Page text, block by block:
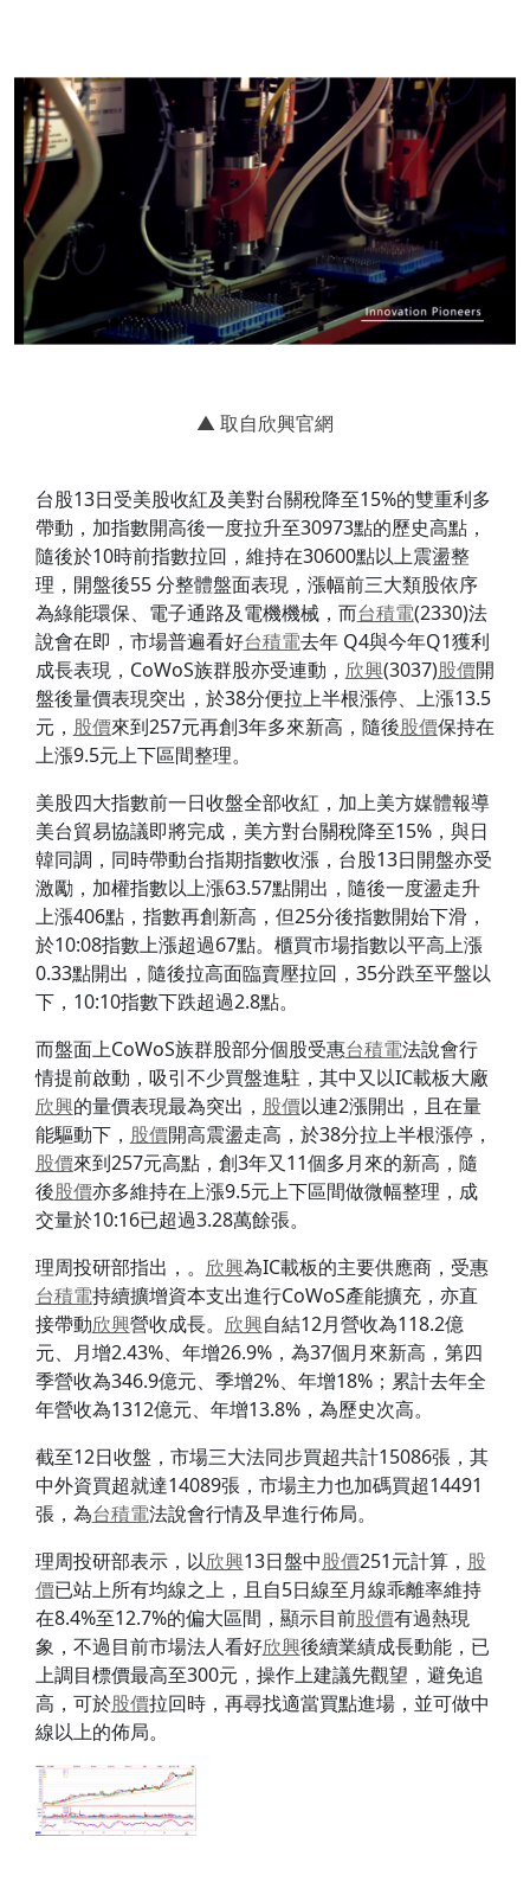
▲ 取自欣興官網
台股13日受美股收紅及美對台關稅降至15%的雙重利多
帶動，加指數開高後一度拉升至30973點的歷史高點，
隨後於10時前指數拉回，維持在30600點以上震盪整
理，開盤後55 分整體盤面表現，漲幅前三大類股依序
為綠能環保、電子通路及電機機械，而台積電(2330)法
說會在即，市場普遍看好台積電去年 Q4與今年Q1獲利
成長表現，CoWoS族群股亦受連動， 欣興(3037)股價開
盤後量價表現突出，於38分便拉上半根漲停、上漲13.5
元， 股價來到257元再創3年多來新高，隨後股價保持在
上漲9.5元上下區間整理。
美股四大指數前一日收盤全部收紅，加上美方媒體報導
美台貿易協議即將完成，美方對台關稅降至15%，與日
韓同調，同時帶動台指期指數收漲，台股13日開盤亦受
激勵，加權指數以上漲63.57點開出，隨後一度盪走升
上漲406點，指數再創新高，但25分後指數開始下滑，
於10:08指數上漲超過67點。櫃買市場指數以平高上漲
0.33點開出，隨後拉高面臨賣壓拉回，35分跌至平盤以
下，10:10指數下跌超過2.8點。
而盤面上CoWoS族群股部分個股受惠台積電法說會行
情提前啟動，吸引不少買盤進駐，其中又以IC載板大廠
欣興的量價表現最為突出， 股價以連2漲開出，且在量
能驅動下， 股價開高震盪走高，於38分拉上半根漲停，
股價來到257元高點，創3年又11個多月來的新高，隨
後股價亦多維持在上漲9.5元上下區間做微幅整理，成
交量於10:16已超過3.28萬餘張。
理周投研部指出，。 欣興為IC載板的主要供應商，受惠
台積電持續擴增資本支出進行CoWoS產能擴充，亦直
接帶動欣興營收成長。 欣興自結12月營收為118.2億
元、月增2.43%、年增26.9%，為37個月來新高，第四
季營收為346.9億元、季增2%、年增18%；累計去年全
年營收為1312億元、年增13.8%，為歷史次高。
截至12日收盤，市場三大法同步買超共計15086張，其
中外資買超就達14089張，市場主力也加碼買超14491
張，為台積電法說會行情及早進行佈局。
理周投研部表示，以欣興13日盤中股價251元計算， 股
價已站上所有均線之上，且自5日線至月線乖離率維持
在8.4%至12.7%的偏大區間，顯示目前股價有過熱現
象，不過目前市場法人看好欣興後續業績成長動能，已
上調目標價最高至300元，操作上建議先觀望，避免追
高，可於股價拉回時，再尋找適當買點進場，並可做中
線以上的佈局。